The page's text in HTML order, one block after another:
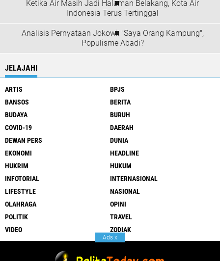
Ketika Air Masih Jadi Halaman Belakang, Kota Air
Indonesia Terus Tertinggal
Analisis Pernyataan Jokowi: "Saya Orang Kampung",
Populisme Abadi?
JELAJAHI
ARTIS
BPJS
BANSOS
BERITA
BUDAYA
BURUH
COVID-19
DAERAH
DEWAN PERS
DUNIA
EKONOMI
HEADLINE
HUKRIM
HUKUM
INFOTORIAL
INTERNASIONAL
LIFESTYLE
NASIONAL
OLAHRAGA
OPINI
POLITIK
TRAVEL
VIDEO
ZODIAK
Ads x